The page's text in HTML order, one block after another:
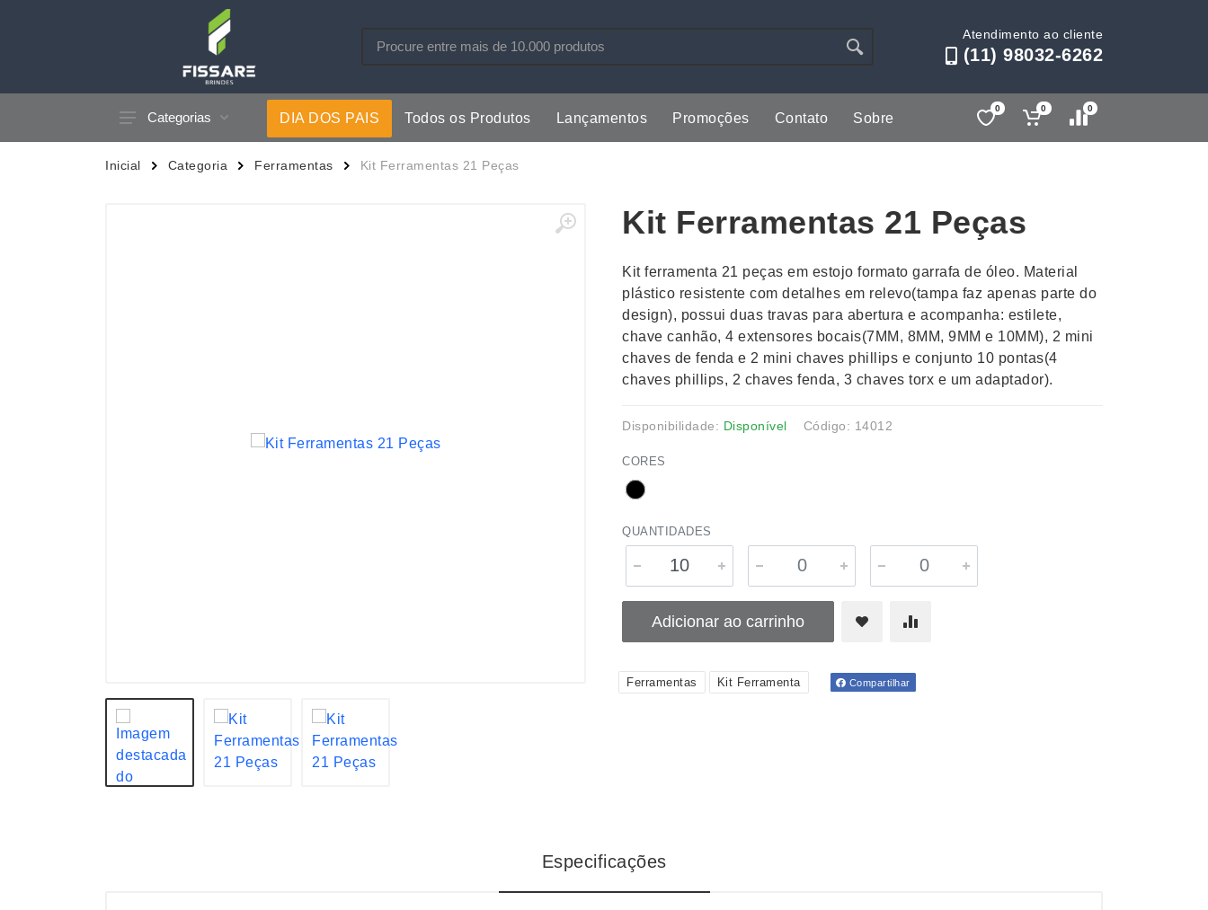
Atendimento ao cliente
(11) 98032-6262
Categorias
Acessórios p/ Celular
Canecas
Cuidados Pessoais
Esporte e Jogos
Fones de Ouvido
Informática e Telefonia
Kit Churrasco
Kit Queijo
Lanternas e Luminárias
Linha Ecológica
Linha Feminina
Linha Masculina
Malas Mochilas Bolsas
Microfones
Moda e Estilo
DIA DOS PAIS Todos os Produtos Lançamentos Promoções Contato Sobre
0 0 0
Inicial Categoria Ferramentas Kit Ferramentas 21 Peças
Kit Ferramentas 21 Peças
Kit ferramenta 21 peças em estojo formato garrafa de óleo. Material
plástico resistente com detalhes em relevo(tampa faz apenas parte do
design), possui duas travas para abertura e acompanha: estilete,
chave canhão, 4 extensores bocais(7MM, 8MM, 9MM e 10MM), 2 mini
chaves de fenda e 2 mini chaves phillips e conjunto 10 pontas(4
chaves phillips, 2 chaves fenda, 3 chaves torx e um adaptador).
Disponibilidade: Disponível Código: 14012
CORES
QUANTIDADES
Adicionar ao carrinho
Ferramentas Kit Ferramenta Compartilhar
Especificações